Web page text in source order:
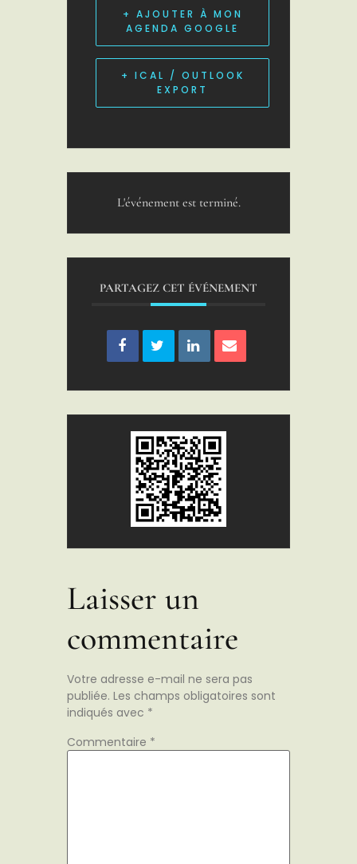
+ AJOUTER À MON
AGENDA GOOGLE
+ ICAL / OUTLOOK
EXPORT
L'événement est terminé.
PARTAGEZ CET ÉVÉNEMENT
Laisser un
commentaire
Votre adresse e-mail ne sera pas
publiée. Les champs obligatoires sont
indiqués avec *
Commentaire *